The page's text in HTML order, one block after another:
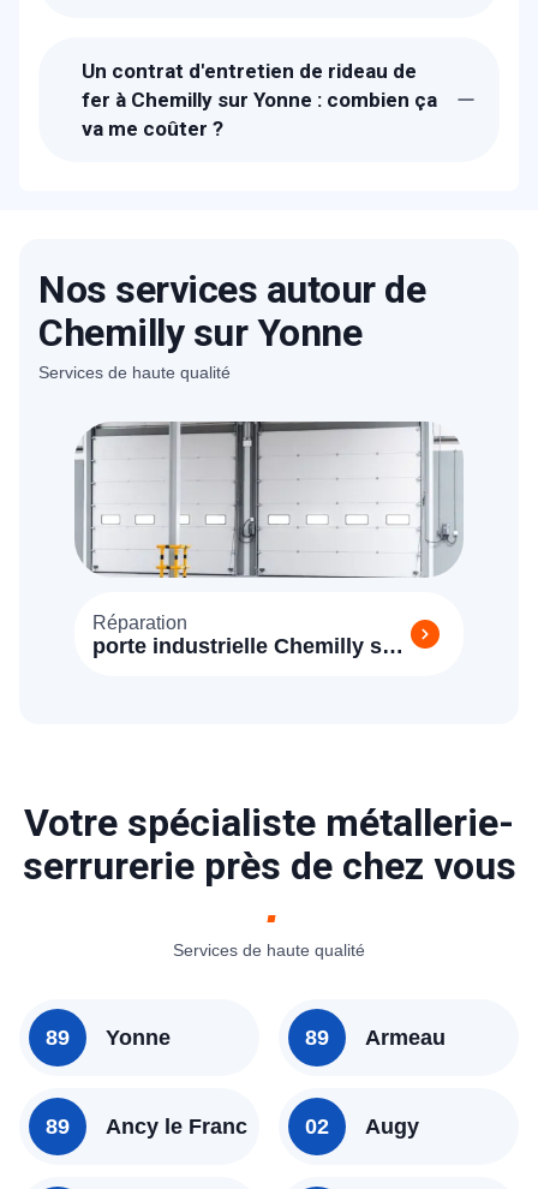
vous à Chemilly sur Yonne dans la
journée. La durée de l'entretien est de 1H
à 3H.
Un contrat d'entretien de rideau de
fer à Chemilly sur Yonne : combien ça
va me coûter ?
devis précis.
Nos services autour de
Chemilly sur Yonne
Services de haute qualité
Réparation
porte industrielle Chemilly sur
Votre spécialiste métallerie-
serrurerie près de chez vous
Services de haute qualité
89 Yonne
89 Ancy le Franc
89 Armeau
02 Augy